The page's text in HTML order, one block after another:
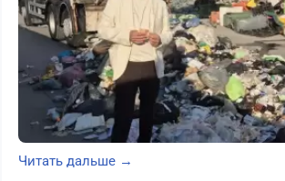
Читать дальше →